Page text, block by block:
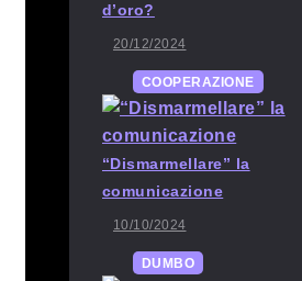
d’oro?
20/12/2024
COOPERAZIONE
“Dismarmellare” la
comunicazione
10/10/2024
DUMBO